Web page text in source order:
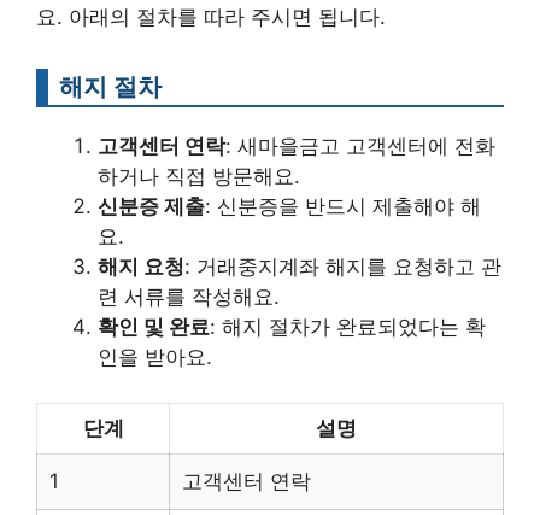
요. 아래의 절차를 따라 주시면 됩니다.
해지 절차
고객센터 연락: 새마을금고 고객센터에 전화
하거나 직접 방문해요.
신분증 제출: 신분증을 반드시 제출해야 해
요.
해지 요청: 거래중지계좌 해지를 요청하고 관
련 서류를 작성해요.
확인 및 완료: 해지 절차가 완료되었다는 확
인을 받아요.
단계 설명
1 고객센터 연락